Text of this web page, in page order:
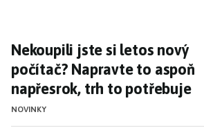
Nekoupili jste si letos nový
Nekoupili jste si letos nový
počítač? Napravte to aspoň
napřesrok, trh to potřebuje
NOVINKY